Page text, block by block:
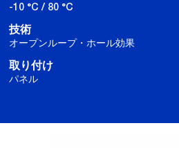
-10 °C / 80 °C
技術
オープンループ・ホール効果
取り付け
パネル